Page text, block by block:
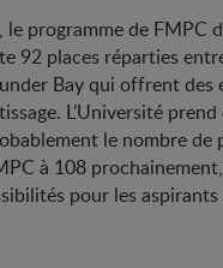
le programme de FMPC
92 places réparties
Bay qui offrent des
L’Université prend
le nombre de
à 108
pour les